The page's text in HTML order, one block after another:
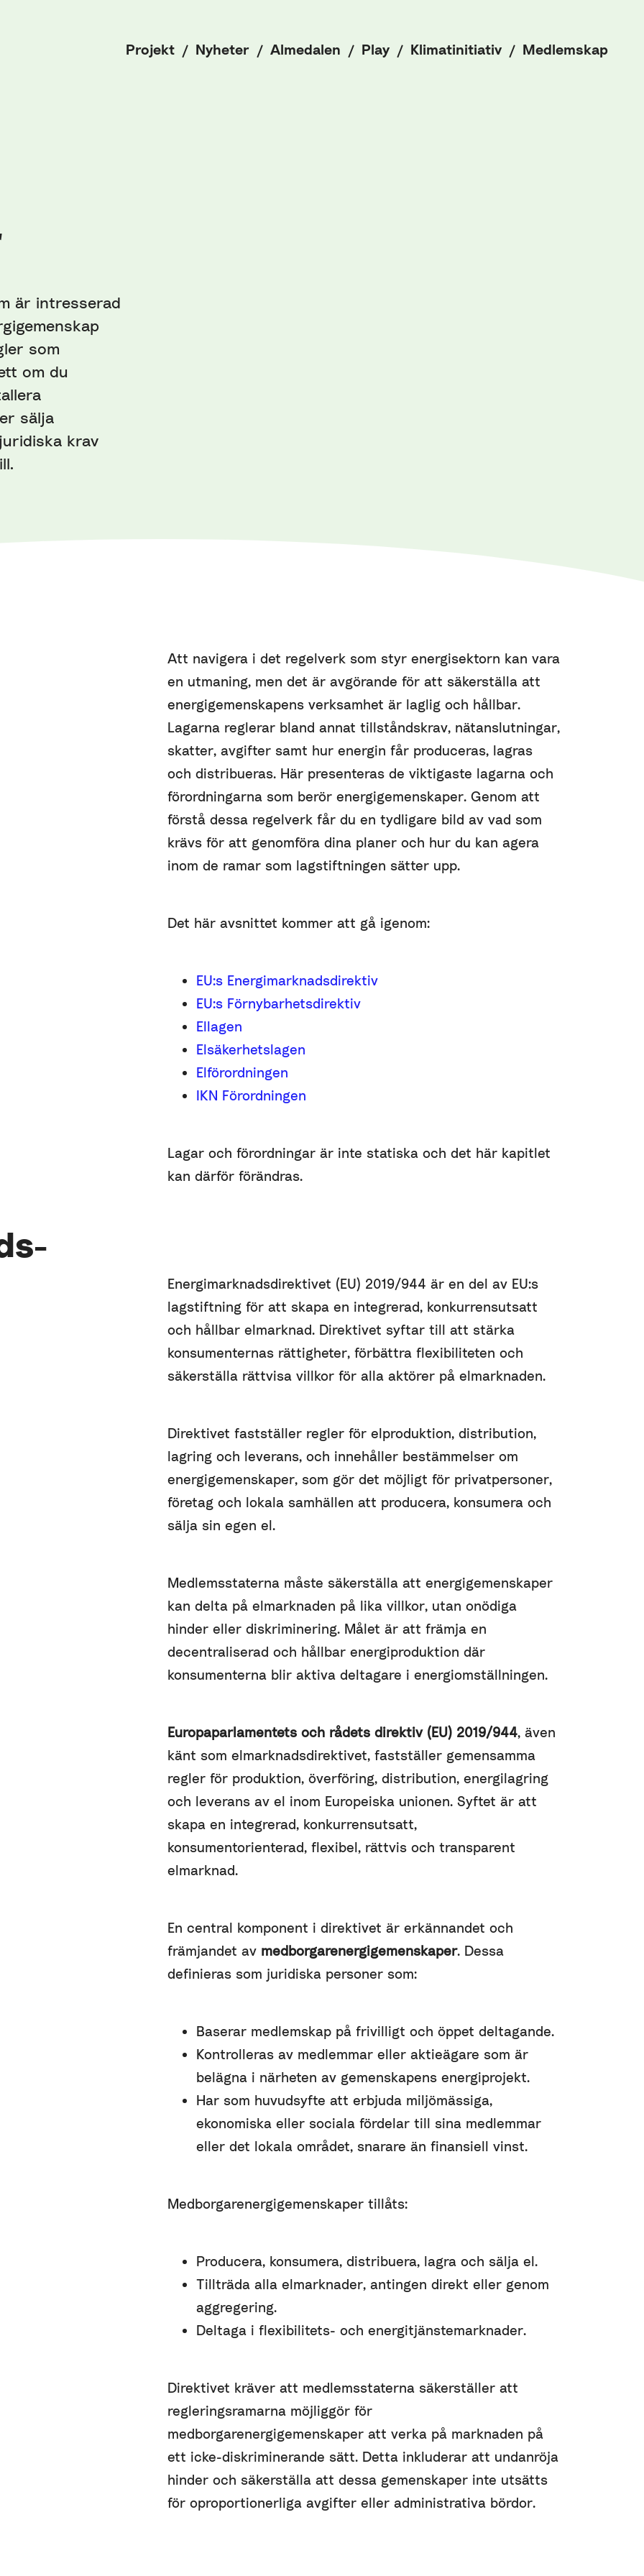
Projekt Nyheter Almedalen Play Klimatinitiativ Medlemskap
är intresserad
som
om du
sälja
krav
Att navigera i det regelverk som styr energisektorn kan vara
en utmaning, men det är avgörande för att säkerställa att
energigemenskapens verksamhet är laglig och hållbar.
Lagarna reglerar bland annat tillståndskrav, nätanslutningar,
skatter, avgifter samt hur energin får produceras, lagras
och distribueras. Här presenteras de viktigaste lagarna och
förordningarna som berör energigemenskaper. Genom att
förstå dessa regelverk får du en tydligare bild av vad som
krävs för att genomföra dina planer och hur du kan agera
inom de ramar som lagstiftningen sätter upp.
Det här avsnittet kommer att gå igenom:
EU:s Energimarknadsdirektiv
EU:s Förnybarhetsdirektiv
Ellagen
Elsäkerhetslagen
Elförordningen
IKN Förordningen
Lagar och förordningar är inte statiska och det här kapitlet
kan därför förändras.
Energimarknadsdirektivet (EU) 2019/944 är en del av EU:s
lagstiftning för att skapa en integrerad, konkurrensutsatt
och hållbar elmarknad. Direktivet syftar till att stärka
konsumenternas rättigheter, förbättra flexibiliteten och
säkerställa rättvisa villkor för alla aktörer på elmarknaden.
Direktivet fastställer regler för elproduktion, distribution,
lagring och leverans, och innehåller bestämmelser om
energigemenskaper, som gör det möjligt för privatpersoner,
företag och lokala samhällen att producera, konsumera och
sälja sin egen el.
Medlemsstaterna måste säkerställa att energigemenskaper
kan delta på elmarknaden på lika villkor, utan onödiga
hinder eller diskriminering. Målet är att främja en
decentraliserad och hållbar energiproduktion där
konsumenterna blir aktiva deltagare i energiomställningen.
Europaparlamentets och rådets direktiv (EU) 2019/944, även
känt som elmarknadsdirektivet, fastställer gemensamma
regler för produktion, överföring, distribution, energilagring
och leverans av el inom Europeiska unionen. Syftet är att
skapa en integrerad, konkurrensutsatt,
konsumentorienterad, flexibel, rättvis och transparent
elmarknad.
En central komponent i direktivet är erkännandet och
främjandet av medborgarenergigemenskaper. Dessa
definieras som juridiska personer som:
Baserar medlemskap på frivilligt och öppet deltagande.
Kontrolleras av medlemmar eller aktieägare som är
belägna i närheten av gemenskapens energiprojekt.
Har som huvudsyfte att erbjuda miljömässiga,
ekonomiska eller sociala fördelar till sina medlemmar
eller det lokala området, snarare än finansiell vinst.
Medborgarenergigemenskaper tillåts:
Producera, konsumera, distribuera, lagra och sälja el.
Tillträda alla elmarknader, antingen direkt eller genom
aggregering.
Deltaga i flexibilitets- och energitjänstemarknader.
Direktivet kräver att medlemsstaterna säkerställer att
regleringsramarna möjliggör för
medborgarenergigemenskaper att verka på marknaden på
ett icke-diskriminerande sätt. Detta inkluderar att undanröja
hinder och säkerställa att dessa gemenskaper inte utsätts
för oproportionerliga avgifter eller administrativa bördor.